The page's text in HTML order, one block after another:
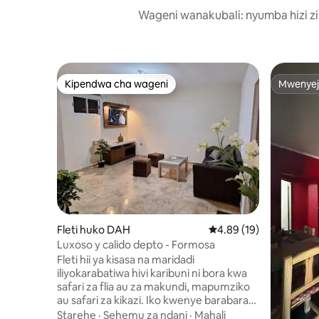
Wageni wanakubali: nyumba hizi
Kipendwa cha wageni
Kipendwa cha wageni
Fleti huko DAH Ukadiriaji wa wastani
4.89 (19)
Luxoso y calido depto - Formosa
Fleti hii ya kisasa na maridadi
iliyokarabatiwa hivi karibuni ni bora kwa
safari za flia au za makundi, mapumziko
au safari za kikazi. Iko kwenye barabara
dakika 8 tu kutoka katikati ya mji na
Starehe · Sehemu za ndani · Mahali